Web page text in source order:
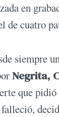
en
de cuatro
siempre
Negrita,
que